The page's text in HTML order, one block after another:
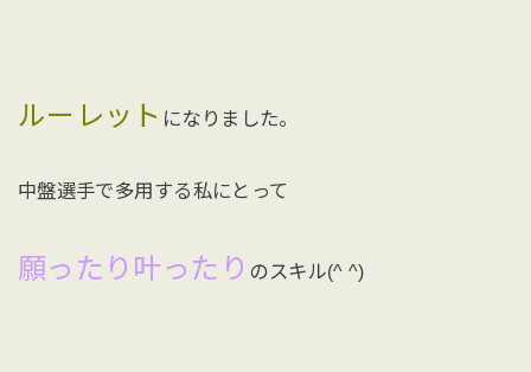
ルーレット になりました。
中盤選手で多用する私にとって
願ったり叶ったり のスキル(^ ^)